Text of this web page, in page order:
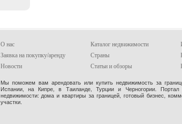
О нас Каталог недвижимости
Заявка на покупку/аренду
Страны
Новости
Статьи и обзоры
Мы поможем вам арендовать или купить недвижимость за
Испании, на Кипре, в Таиланде, Турции и Черногории.
недвижимости: дома и квартиры за границей, готовый бизнес,
участки.